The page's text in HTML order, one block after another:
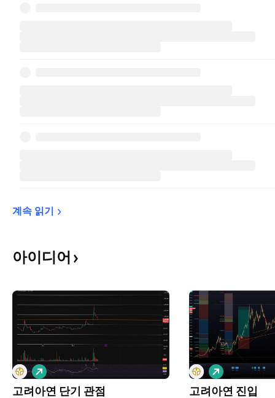
계속 읽기
아이디어
고려아연 단기 관점
롱
고려아연 진입
롱